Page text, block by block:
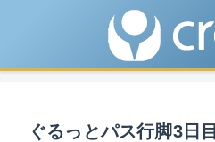
ぐるっとパス行脚3日目